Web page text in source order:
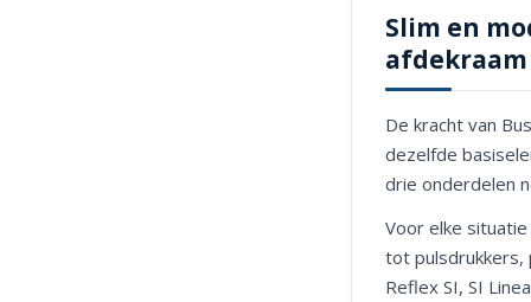
Slim en
afdekraam
De kracht van
dezelfde
drie onderdelen
Voor elke
tot pulsdrukkers,
Reflex SI, SI